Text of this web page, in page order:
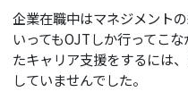
企業在職中はマネジメント
いってもOJTしか行ってこ
たキャリア支援をするには
していませんでした。